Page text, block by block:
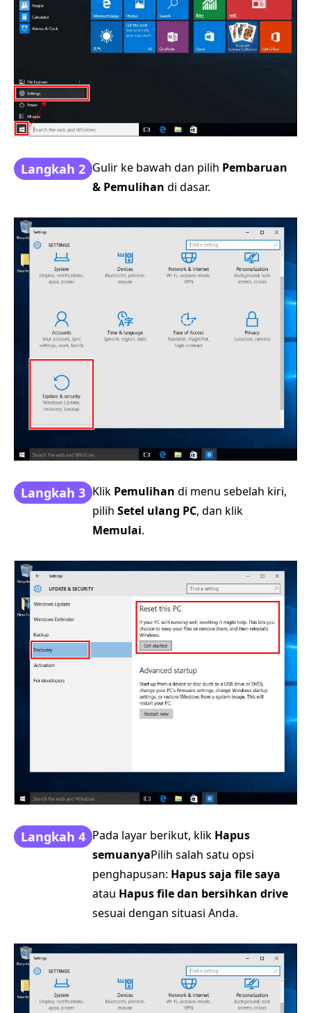
Langkah 2 Gulir ke bawah dan pilih Pembaruan
& Pemulihan di dasar.
Langkah 3 Klik Pemulihan di menu sebelah kiri,
pilih Setel ulang PC, dan klik
Memulai.
Langkah 4 Pada layar berikut, klik Hapus
semuanyaPilih salah satu opsi
penghapusan: Hapus saja file saya
atau Hapus file dan bersihkan drive
sesuai dengan situasi Anda.